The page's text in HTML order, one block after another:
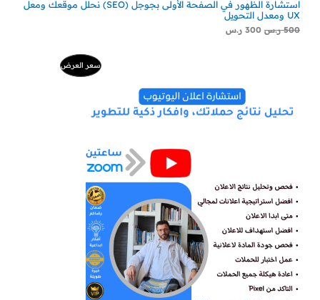
استشارة الظهور في الصفحة الأولى بجوجل (SEO) نحلل موقعك ومعل
UX ومعدل التحويل
500 ر.س 300 ر.س
سعر العرضمنتج
229 ر.س.